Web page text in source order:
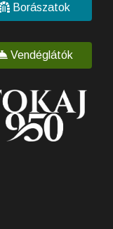
Borászatok
Vendéglátók